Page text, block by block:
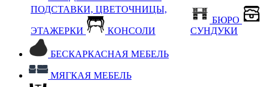
ПОДСТАВКИ, ЦВЕТОЧНИЦЫ,
ЭТАЖЕРКИ КОНСОЛИ
БЮРО
СУНДУКИ
БЕСКАРКАСНАЯ МЕБЕЛЬ
МЯГКАЯ МЕБЕЛЬ